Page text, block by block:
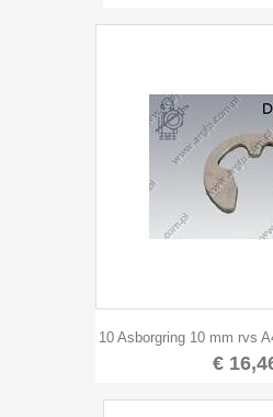
10 Asborgring 10 mm rvs
€